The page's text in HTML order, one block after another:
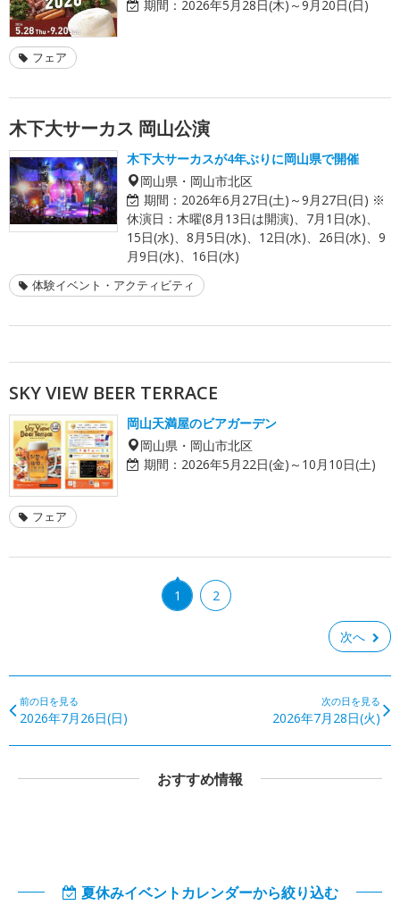
期間： 2026年5月28日(木)～9月20日(日)
フェア
木下大サーカス 岡山公演
木下大サーカスが4年ぶりに岡山県で開催
岡山県・岡山市北区
期間： 2026年6月27日(土)～9月27日(日) ※
休演日：木曜(8月13日は開演)、7月1日(水)、
15日(水)、8月5日(水)、12日(水)、26日(水)、9
月9日(水)、16日(水)
体験イベント・アクティビティ
SKY VIEW BEER TERRACE
岡山天満屋のビアガーデン
岡山県・岡山市北区
期間： 2026年5月22日(金)～10月10日(土)
フェア
1 2
次へ
前の日を見る
2026年7月26日(日)
次の日を見る
2026年7月28日(火)
おすすめ情報
夏休みイベントカレンダーから絞り込む